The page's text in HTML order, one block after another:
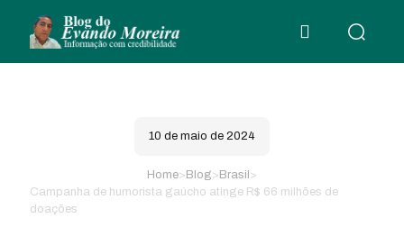
10 de maio de 2024
Home> Blog> Brasil >
Campanha de humorista gaúcho atinge R$ 66 milhões de
doações